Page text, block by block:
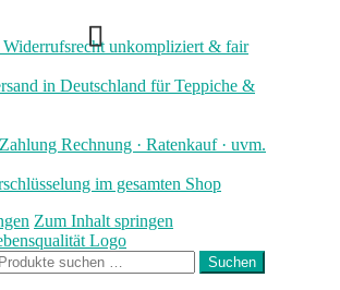
Widerrufsrecht unkompliziert & fair
in Deutschland für Teppiche &
Rechnung · Ratenkauf · uvm.
im gesamten Shop
Zum Inhalt springen
Suchen